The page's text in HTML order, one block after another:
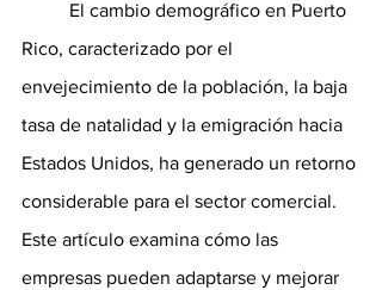
Rico, caracterizado por el
envejecimiento de la población, la baja
tasa de natalidad y la emigración hacia
Estados Unidos, ha generado un retorno
considerable para el sector comercial.
Este artículo examina cómo las
empresas pueden adaptarse y mejorar